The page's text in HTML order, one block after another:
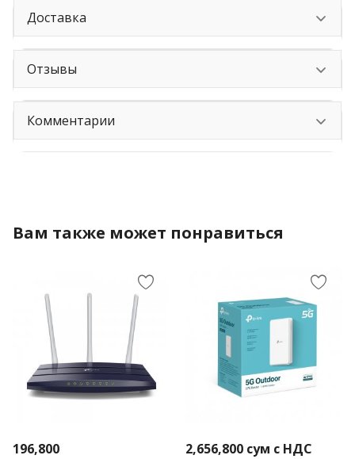
Доставка
Отзывы
Комментарии
Вам также может понравиться
196,800 2,656,800 сум с НДС